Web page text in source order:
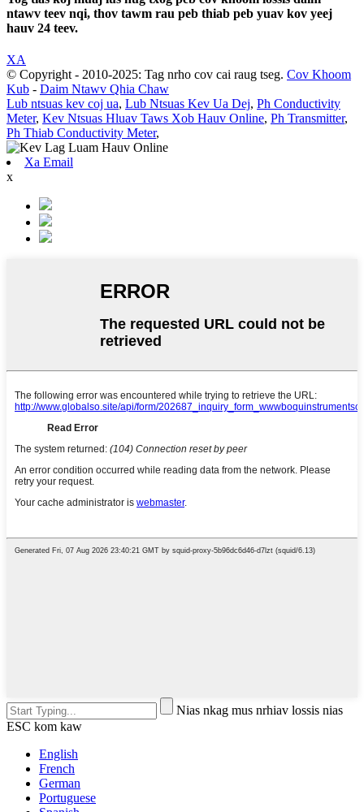
ntawv teev nqi, thov tawm rau peb thiab peb yuav kov yeej
hauv 24 teev.
XA
© Copyright - 2010-2025: Tag nrho cov cai raug tseg. Cov Khoom
Kub - Daim Ntawv Qhia Chaw
Lub ntsuas kev coj ua, Lub Ntsuas Kev Ua Dej, Ph Conductivity
Meter, Kev Ntsuas Hluav Taws Xob Hauv Online, Ph Transmitter,
Ph Thiab Conductivity Meter,
Xa Email
x
Nias nkag mus nrhiav lossis nias
ESC kom kaw
English
French
German
Portuguese